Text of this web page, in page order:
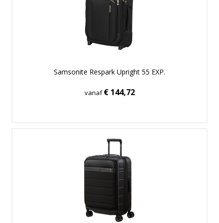
Samsonite Respark Upright 55 EXP.
vanaf€ 144,72